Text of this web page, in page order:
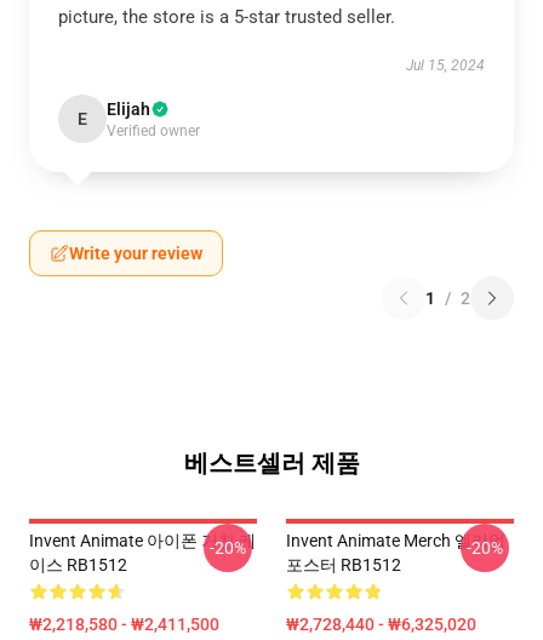
picture, the store is a 5-star trusted seller.
Jul 15, 2024
E Elijah
Verified owner
Write your review
1 / 2
베스트셀러 제품
Invent Animate 아이폰 거친 케
이스 RB1512
₩2,218,580 - ₩2,411,500
-20%
Invent Animate Merch 엘리엄
포스터 RB1512
₩2,728,440 - ₩6,325,020
-20%